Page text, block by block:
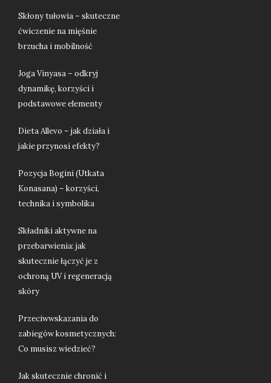
Skłony tułowia – skuteczne
ćwiczenie na mięśnie
brzucha i mobilność
Joga Vinyasa – odkryj
dynamikę, korzyści i
podstawowe elementy
Dieta Allevo – jak działa i
jakie przynosi efekty?
Pozycja Bogini (Utkata
Konasana) – korzyści,
technika i symbolika
Składniki aktywne na
przebarwienia: jak
skutecznie łączyć je z
ochroną UV i regeneracją
skóry
Przeciwwskazania do
zabiegów kosmetycznych:
Co musisz wiedzieć?
Jak skutecznie chronić i